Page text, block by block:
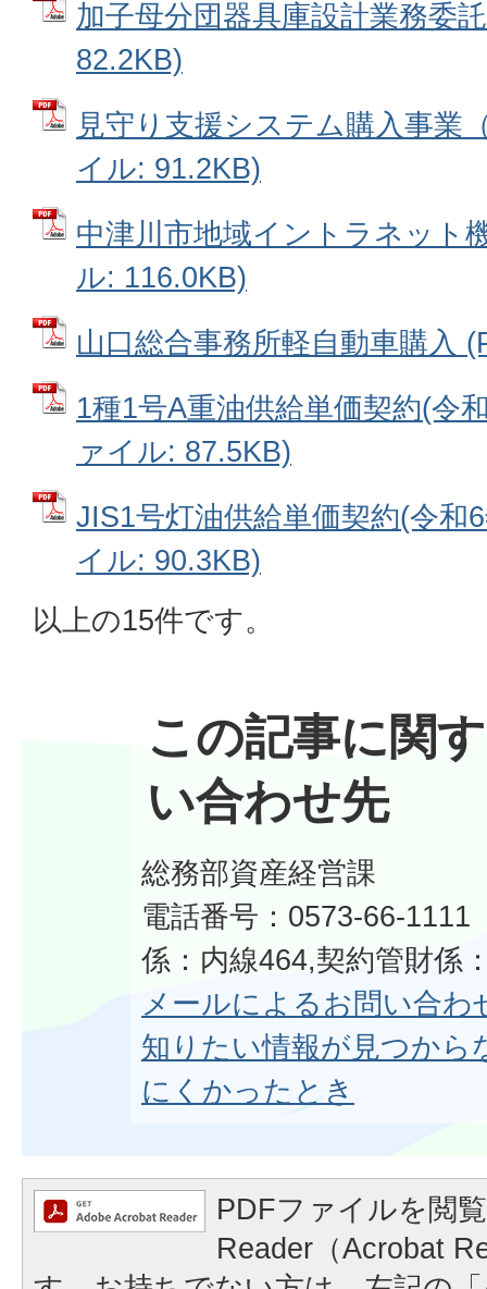
加子母分団器具庫設計業務委
82.2KB)
見守り支援システム購入事業
イル: 91.2KB)
中津川市地域イントラネット
ル: 116.0KB)
山口総合事務所軽自動車購入
1種1号A重油供給単価契約(令
ァイル: 87.5KB)
JIS1号灯油供給単価契約(令和
イル: 90.3KB)
以上の15件です。
この記事に関
い合わせ先
総務部資産経営課
電話番号：0573-66-1111
係：内線464,契約管財係
メールによるお問い合わ
知りたい情報が見つから
にくかったとき
PDFファイルを閲
Reader（Acrobat